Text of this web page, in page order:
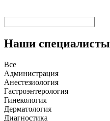
Наши специалисты
Все
Администрация
Анестезиология
Гастроэнтерология
Гинекология
Дерматология
Диагностика